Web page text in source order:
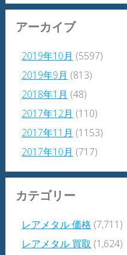
アーカイブ
2019年10月 (5597)
2019年9月 (813)
2018年1月 (48)
2017年12月 (110)
2017年11月 (1153)
2017年10月 (717)
カテゴリー
レアメタル 価格 (7,711)
レアメタル 買取 (1,624)